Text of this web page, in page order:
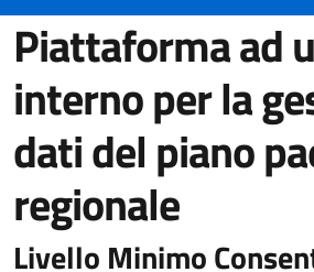
Piattaforma ad
interno per la
dati del piano
regionale
Livello Minimo